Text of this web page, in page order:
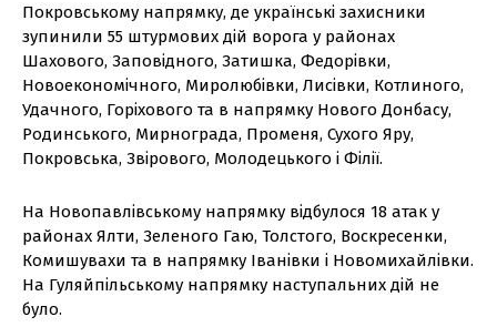
Покровському напрямку, де українські захисники
зупинили 55 штурмових дій ворога у районах
Шахового, Заповідного, Затишка, Федорівки,
Новоекономічного, Миролюбівки, Лисівки, Котлиного,
Удачного, Горіхового та в напрямку Нового Донбасу,
Родинського, Мирнограда, Променя, Сухого Яру,
Покровська, Звірового, Молодецького і Філії.
На Новопавлівському напрямку відбулося 18 атак у
районах Ялти, Зеленого Гаю, Толстого, Воскресенки,
Комишувахи та в напрямку Іванівки і Новомихайлівки.
На Гуляйпільському напрямку наступальних дій не
було.